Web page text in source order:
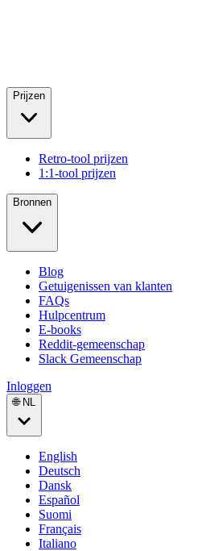
Prijzen
Retro-tool prijzen
1:1-tool prijzen
Bronnen
Blog
Getuigenissen van klanten
FAQs
Hulpcentrum
E-books
Reddit-gemeenschap
Slack Gemeenschap
Inloggen
🌐 NL
English
Deutsch
Dansk
Español
Suomi
Français
Italiano